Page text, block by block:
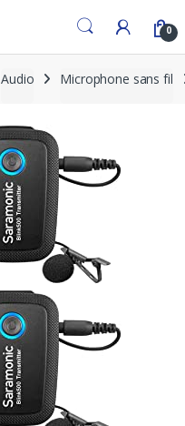
0
Audio Microphone sans fil